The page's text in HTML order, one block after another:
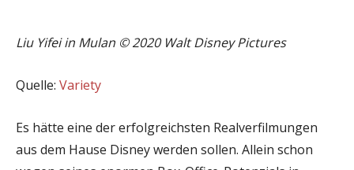
Liu Yifei in Mulan © 2020 Walt Disney Pictures
Quelle: Variety
Es hätte eine der erfolgreichsten Realverfilmungen
aus dem Hause Disney werden sollen. Allein schon